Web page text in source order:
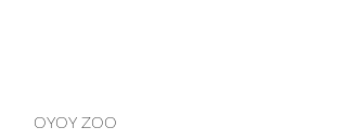
OYOY ZOO